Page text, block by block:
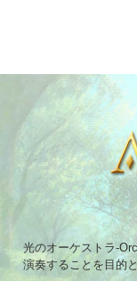
光のオーケストラ-
演奏することを目的